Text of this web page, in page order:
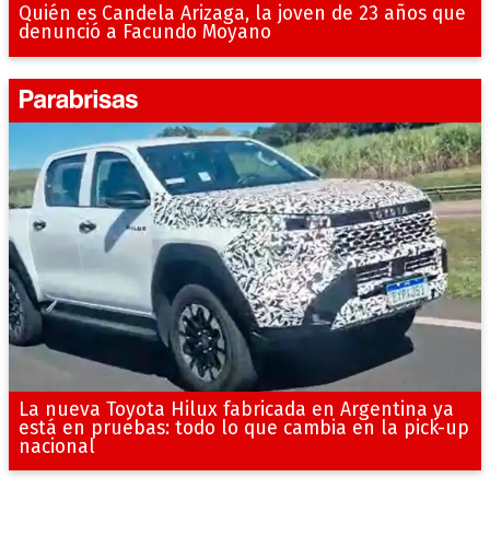
Quién es Candela Arizaga, la joven de 23 años que
denunció a Facundo Moyano
La nueva Toyota Hilux fabricada en Argentina ya
está en pruebas: todo lo que cambia en la pick-up
nacional